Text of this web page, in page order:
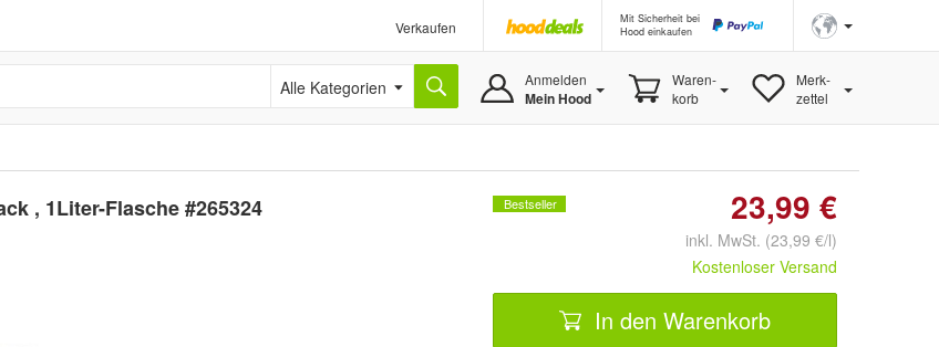
Verkaufen
Mit Sicherheit bei
Hood einkaufen
Alle Kategorien Anmelden
Mein Hood
Waren-
korb
Merk-
zettel
, 1Liter-Flasche #265324 Bestseller 23,99 €
inkl. MwSt. (23,99 €/l)
Kostenloser Versand
In den Warenkorb